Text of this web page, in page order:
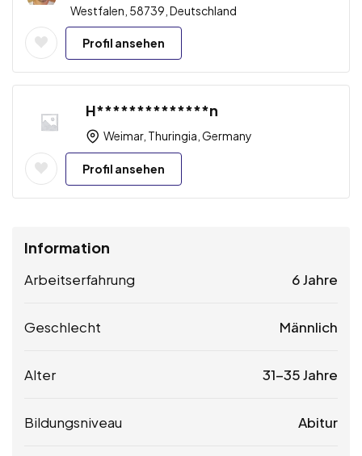
Westfalen, 58739, Deutschland
Profil ansehen
H**************n
Weimar, Thuringia, Germany
Profil ansehen
Information
Arbeitserfahrung 6 Jahre
Geschlecht Männlich
Alter 31-35 Jahre
Bildungsniveau Abitur